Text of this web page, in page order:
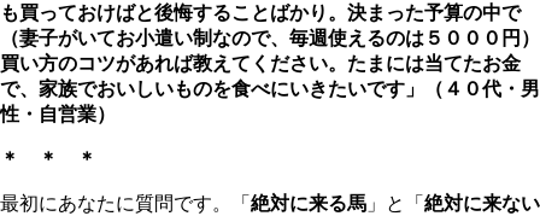
も買っておけばと後悔することばかり。決まった予算の中で
（妻子がいてお小遣い制なので、毎週使えるのは５０００円）
買い方のコツがあれば教えてください。たまには当てたお金
で、家族でおいしいものを食べにいきたいです」
（４０代・男
性・自営業）
＊ ＊ ＊
最初にあなたに質問です。「 絶対に来る馬 」と「 絶対に来ない